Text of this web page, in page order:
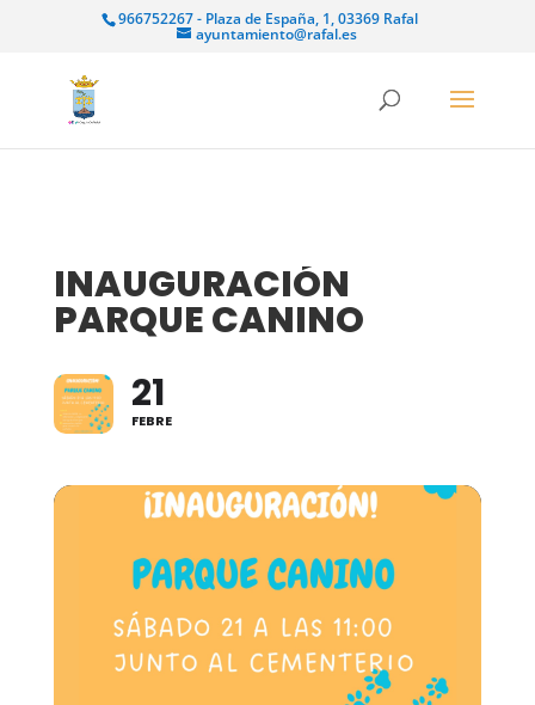
966752267 - Plaza de España, 1, 03369 Rafal
ayuntamiento@rafal.es
INAUGURACIÓN
PARQUE CANINO
21
FEBRE